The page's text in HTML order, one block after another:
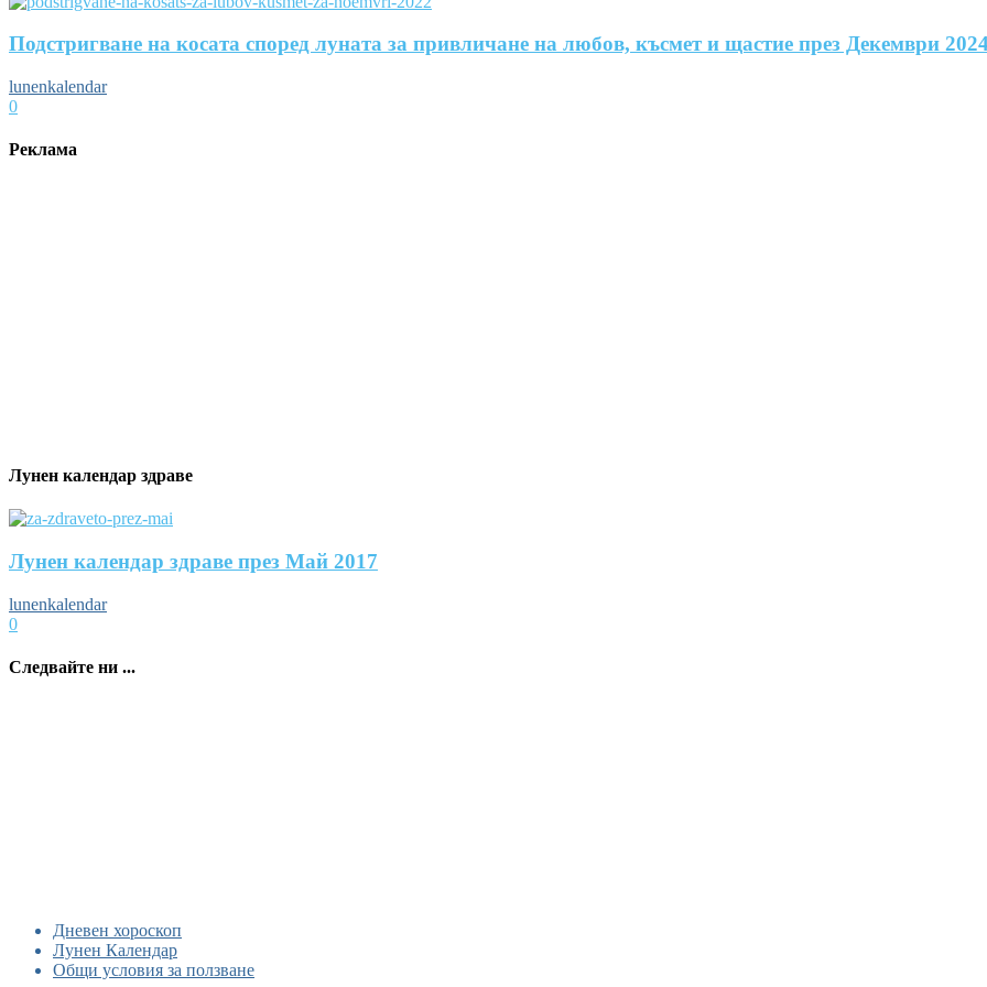
Подстригване на косата според луната за привличане на любов, късмет и щастие през Декември
lunenkalendar
0
Реклама
Лунен календар здраве
Лунен календар здраве през Май 2017
lunenkalendar
0
Следвайте ни ...
Дневен хороскоп
Лунен Календар
Общи условия за ползване